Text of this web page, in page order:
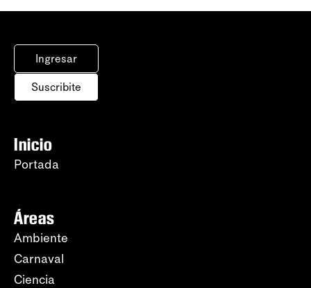
Ingresar
Suscribite
Inicio
Portada
Áreas
Ambiente
Carnaval
Ciencia